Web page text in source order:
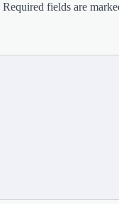
Required fields are